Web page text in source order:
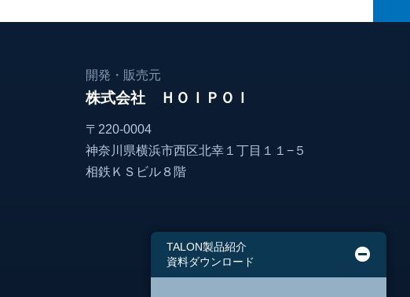
TALON製品紹介
資料ダウンロード
開発・販売元
株式会社 ＨＯＩＰＯＩ
〒220-0004
神奈川県横浜市西区北幸１丁目１１−５
相鉄ＫＳビル８階